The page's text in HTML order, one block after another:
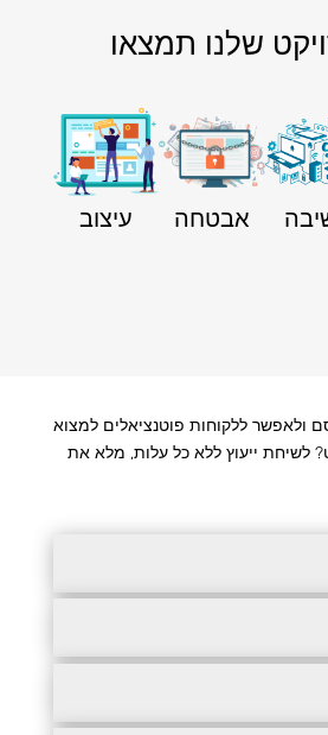
שלנו תמצאו
אבטחה עיצוב
ולאפשר ללקוחות פוטנציאלים למצוא
לשיחת ייעוץ ללא כל עלות, מלא את